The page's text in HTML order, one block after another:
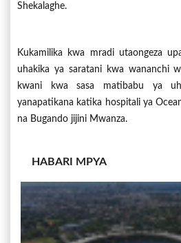
Shekalaghe.
Kukamilika kwa mradi utaongeza
uhakika ya saratani kwa wananchi
kwani kwa sasa matibabu ya
yanapatikana katika hospitali ya
na Bugando jijini Mwanza.
HABARI MPYA